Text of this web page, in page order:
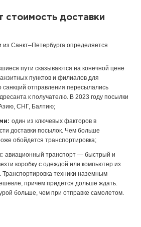
стоимость доставки
из Санкт–Петербурга определяется
пути сказываются на конечной цене
пунктов и филиалов для
санкций отправления пересылались
к получателю. В 2023 году посылки
СНГ, Балтию;
один из ключевых факторов в
доставки посылок. Чем больше
обойдется транспортировка;
авиационный транспорт — быстрый и
коробку с одеждой или компьютер из
Транспортировка техники наземным
причем придется дольше ждать.
больше, чем при отправке самолетом.